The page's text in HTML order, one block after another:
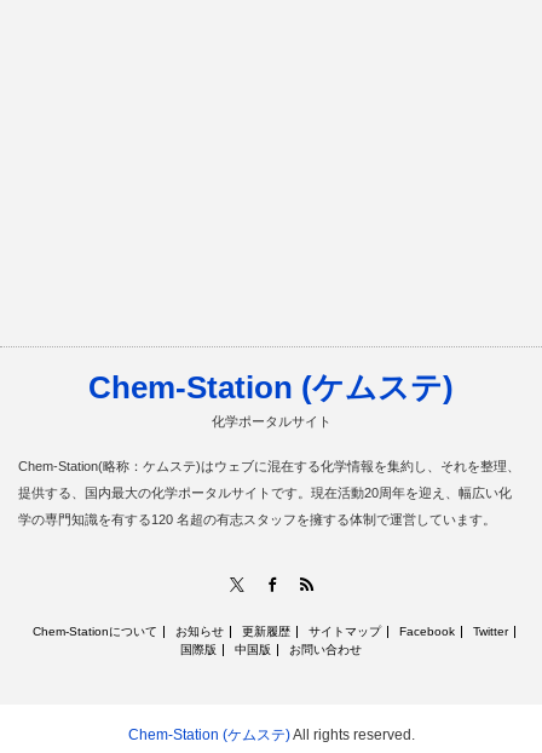
Chem-Station (ケムステ)
化学ポータルサイト
Chem-Station(略称：ケムステ)はウェブに混在する化学情報を集約し、それを整理、
提供する、国内最大の化学ポータルサイトです。現在活動20周年を迎え、幅広い化
学の専門知識を有する120 名超の有志スタッフを擁する体制で運営しています。
Facebook
Chem-Stationについて お知らせ 更新履歴 サイトマップ Facebook
Twitter
国際版
中国版 お問い合わせ
Chem-Station (ケムステ)All rights reserved.